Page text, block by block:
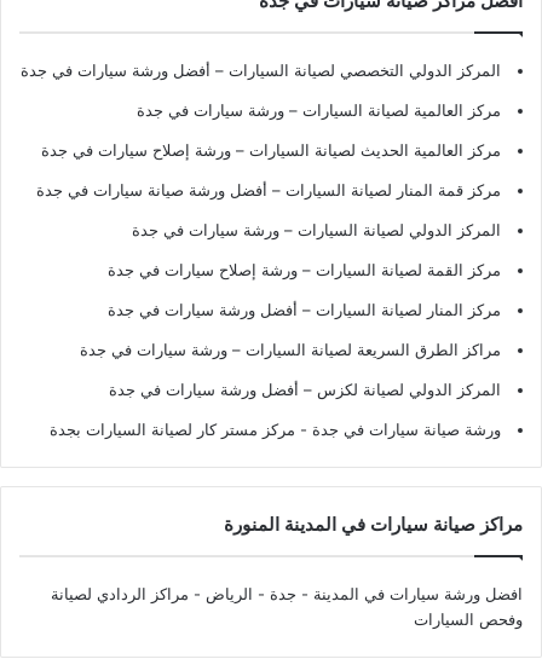
المركز الدولي التخصصي لصيانة السيارات – أفضل ورشة سيارات في جدة
مركز العالمية لصيانة السيارات – ورشة سيارات في جدة
مركز العالمية الحديث لصيانة السيارات – ورشة إصلاح سيارات في جدة
مركز قمة المنار لصيانة السيارات – أفضل ورشة صيانة سيارات في جدة
المركز الدولي لصيانة السيارات – ورشة سيارات في جدة
مركز القمة لصيانة السيارات – ورشة إصلاح سيارات في جدة
مركز المنار لصيانة السيارات – أفضل ورشة سيارات في جدة
مراكز الطرق السريعة لصيانة السيارات – ورشة سيارات في جدة
المركز الدولي لصيانة لكزس – أفضل ورشة سيارات في جدة
ورشة صيانة سيارات في جدة - مركز مستر كار لصيانة السيارات بجدة
مراكز صيانة سيارات في المدينة المنورة
افضل ورشة سيارات في المدينة - جدة - الرياض - مراكز الردادي لصيانة
وفحص السيارات